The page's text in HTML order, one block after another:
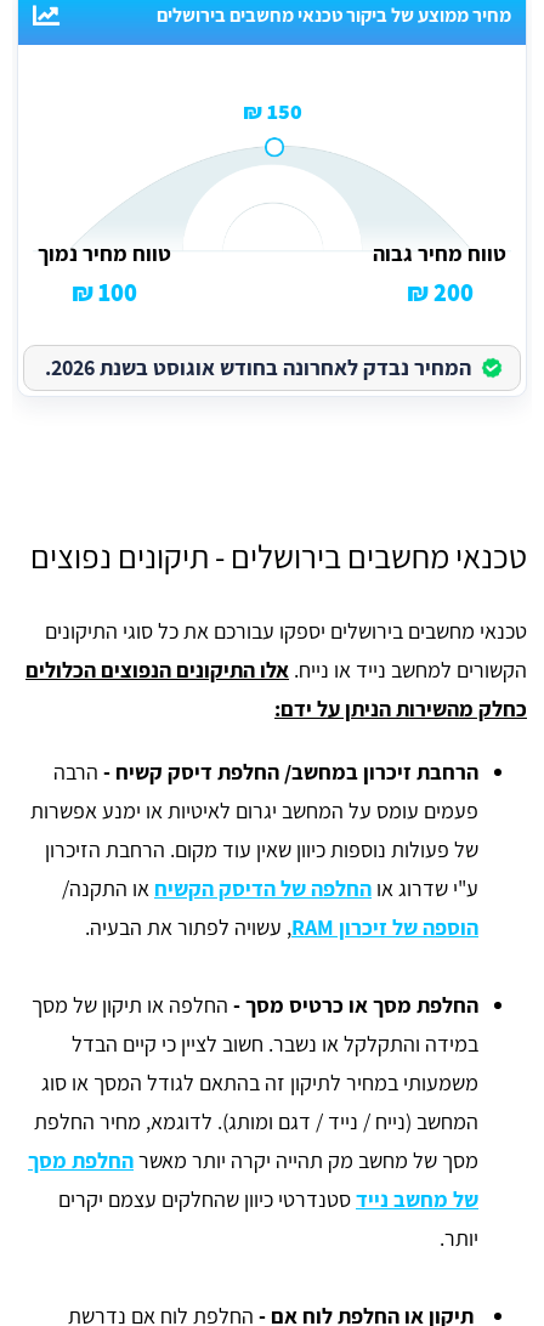
מחיר ממוצע של ביקור טכנאי מחשבים בירושלים
150 ₪
טווח מחיר גבוה
200 ₪
טווח מחיר נמוך
100 ₪
המחיר נבדק לאחרונה בחודש אוגוסט בשנת 2026.
טכנאי מחשבים בירושלים - תיקונים נפוצים
טכנאי מחשבים בירושלים יספקו עבורכם את כל סוגי התיקונים
הקשורים למחשב נייד או נייח. אלו התיקונים הנפוצים הכלולים
כחלק מהשירות הניתן על ידם:
הרחבת זיכרון במחשב/ החלפת דיסק קשיח - הרבה
פעמים עומס על המחשב יגרום לאיטיות או ימנע אפשרות
של פעולות נוספות כיוון שאין עוד מקום. הרחבת הזיכרון
ע"י שדרוג או החלפה של הדיסק הקשיח או התקנה/
הוספה של זיכרון RAM
, עשויה לפתור את הבעיה.
החלפת מסך או כרטיס מסך - החלפה או תיקון של מסך
במידה והתקלקל או נשבר. חשוב לציין כי קיים הבדל
משמעותי במחיר לתיקון זה בהתאם לגודל המסך או סוג
המחשב (נייח / נייד / דגם ומותג). לדוגמא, מחיר החלפת
מסך של מחשב מק תהייה יקרה יותר מאשרהחלפת מסך
של מחשב ניידסטנדרטי כיוון שהחלקים עצמם יקרים
יותר.
תיקון או החלפת לוח אם - החלפת לוח אם נדרשת